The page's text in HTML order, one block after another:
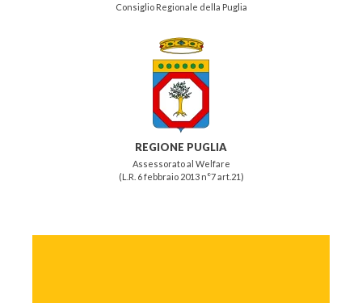
Consiglio Regionale della Puglia
REGIONE PUGLIA
Assessorato al Welfare
(L.R. 6 febbraio 2013 n°7 art.21)